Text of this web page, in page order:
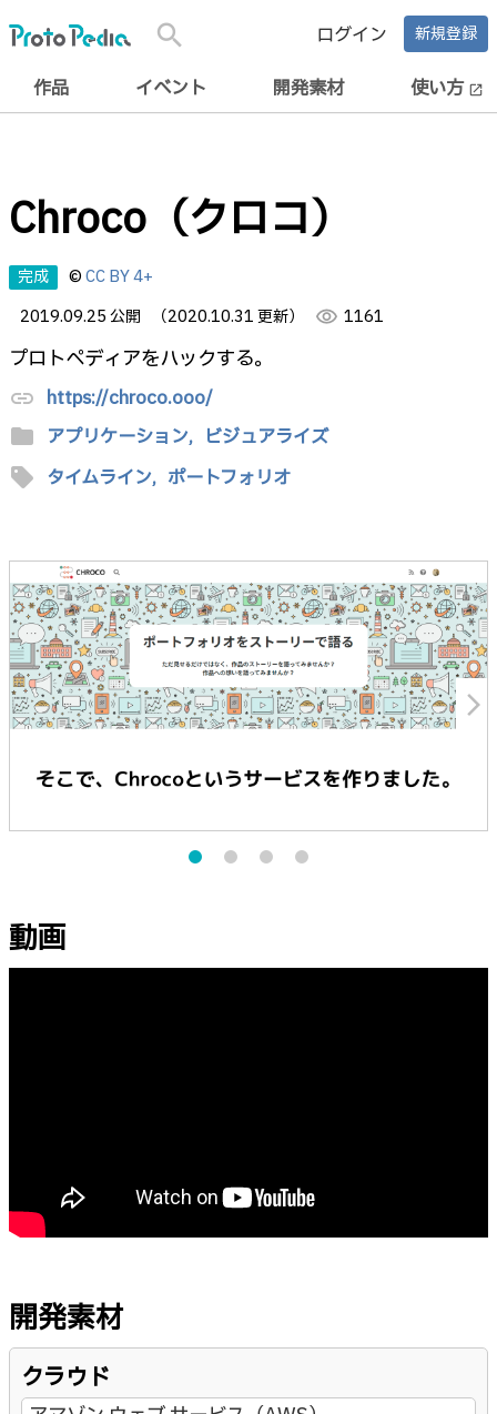
search ログイン 新規登録
作品 イベント 開発素材 使い方 open_in_new
Chroco（クロコ）
完成 ©CC BY 4+
2019.09.25 公開
（2020.10.31 更新） visibility 1161
プロトペディアをハックする。
link https://chroco.ooo/
folder アプリケーション, ビジュアライズ
sell タイムライン, ポートフォリオ
arrow_forward_ios
動画
開発素材
クラウド